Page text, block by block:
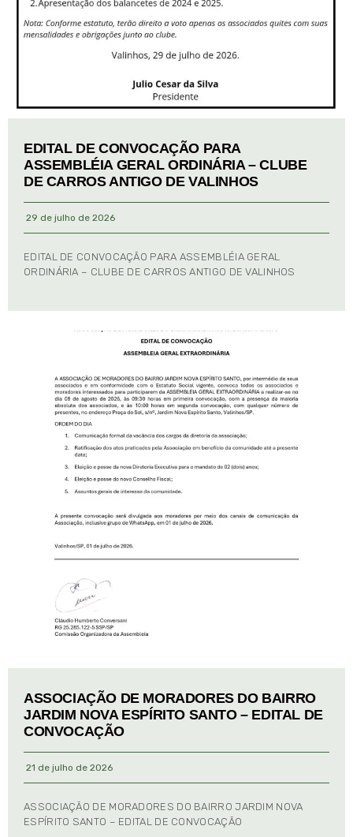
EDITAL DE CONVOCAÇÃO PARA
ASSEMBLÉIA GERAL ORDINÁRIA – CLUBE
DE CARROS ANTIGO DE VALINHOS
29 de julho de 2026
EDITAL DE CONVOCAÇÃO PARA ASSEMBLÉIA GERAL
ORDINÁRIA – CLUBE DE CARROS ANTIGO DE VALINHOS
ASSOCIAÇÃO DE MORADORES DO BAIRRO
JARDIM NOVA ESPÍRITO SANTO – EDITAL DE
CONVOCAÇÃO
21 de julho de 2026
ASSOCIAÇÃO DE MORADORES DO BAIRRO JARDIM NOVA
ESPÍRITO SANTO – EDITAL DE CONVOCAÇÃO